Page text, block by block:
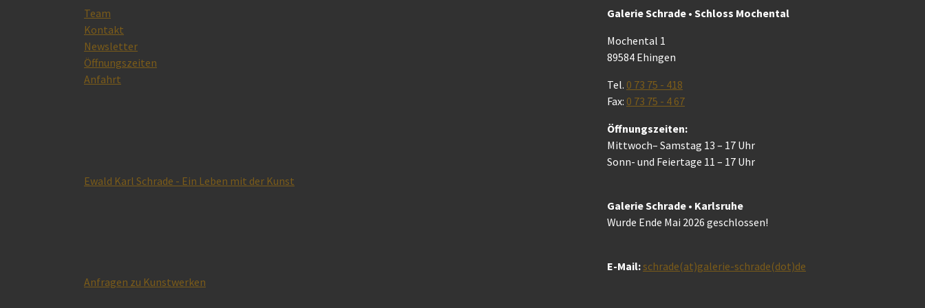
Team
Kontakt
Newsletter
Öffnungszeiten
Anfahrt
Ewald Karl Schrade - Ein Leben mit der Kunst
Anfragen zu Kunstwerken
Galerie Schrade • Schloss Mochental
Mochental 1
89584 Ehingen
Tel. 0 73 75 - 418
Fax: 0 73 75 - 4 67
Öffnungszeiten:
Mittwoch– Samstag 13 – 17 Uhr
Sonn- und Feiertage 11 – 17 Uhr
Galerie Schrade • Karlsruhe
Wurde Ende Mai 2026 geschlossen!
E-Mail:schrade(at)galerie-schrade(dot)de